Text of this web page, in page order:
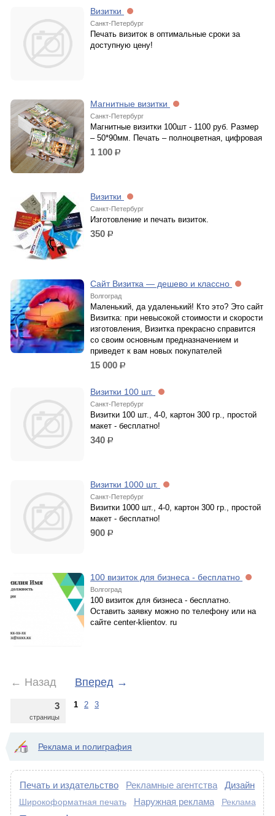
Визитки
Санкт-Петербург
Печать визиток в оптимальные сроки за
доступную цену!
Магнитные визитки
Санкт-Петербург
Магнитные визитки 100шт - 1100 руб. Размер
– 50*90мм. Печать – полноцветная, цифровая
1 100 р.
Визитки
Санкт-Петербург
Изготовление и печать визиток.
350 р.
Сайт Визитка — дешево и классно
Волгоград
Маленький, да удаленький! Кто это? Это сайт
Визитка: при невысокой стоимости и скорости
изготовления, Визитка прекрасно справится
со своим основным предназначением и
приведет к вам новых покупателей
15 000 р.
Визитки 100 шт.
Санкт-Петербург
Визитки 100 шт., 4-0, картон 300 гр., простой
макет - бесплатно!
340 р.
Визитки 1000 шт.
Санкт-Петербург
Визитки 1000 шт., 4-0, картон 300 гр., простой
макет - бесплатно!
900 р.
100 визиток для бизнеса - бесплатно
Волгоград
100 визиток для бизнеса - бесплатно.
Оставить заявку можно по телефону или на
сайте center-klientov. ru
← Назад Вперед →
3
страницы
1 2 3
Реклама и полиграфия
Печать и издательство Рекламные агентства Дизайн
Широкоформатная печать Наружная реклама Реклама